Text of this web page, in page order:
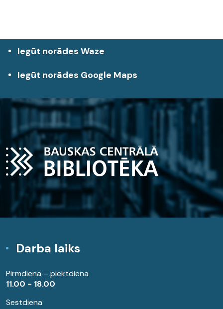
Iegūt norādes Waze
Iegūt norādes Google Maps
Darba laiks
Pirmdiena – piektdiena
11.00 - 18.00
Sestdiena